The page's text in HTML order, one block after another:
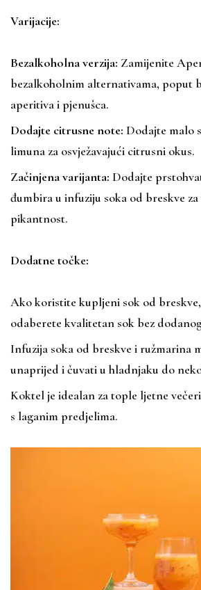
Varijacije:
Bezalkoholna verzija: Zamijenite
bezalkoholnim alternativama, poput
aperitiva i pjenušca.
Dodajte citrusne note: Dodajte malo
limuna za osvježavajući citrusni okus.
Začinjena varijanta: Dodajte
đumbira u infuziju soka od breskve
pikantnost.
Dodatne točke:
Ako koristite kupljeni sok od
odaberete kvalitetan sok bez
Infuzija soka od breskve i ružmarina
unaprijed i čuvati u hladnjaku do
Koktel je idealan za tople ljetne večeri
s laganim predjelima.